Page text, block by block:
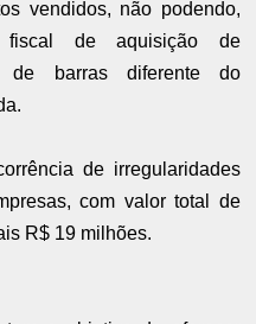
vendidos, não podendo,
fiscal de aquisição de
de barras diferente do
de irregularidades
com valor total de
R$ 19 milhões.